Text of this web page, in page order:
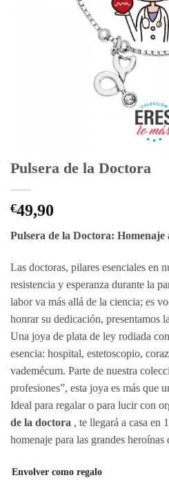
Pulsera de la Doctora
€49,90
Pulsera de la Doctora: Homenaje
Las doctoras, pilares esenciales en
resistencia y esperanza durante la
labor va más allá de la ciencia; es
honrar su dedicación, presentamos la
Una joya de plata de ley rodiada
esencia: hospital, estetoscopio,
vademécum. Parte de nuestra
profesiones”, esta joya es más que
Ideal para regalar o para lucir con
de la doctora , te llegará a casa en
homenaje para las grandes heroínas
Envolver como regalo